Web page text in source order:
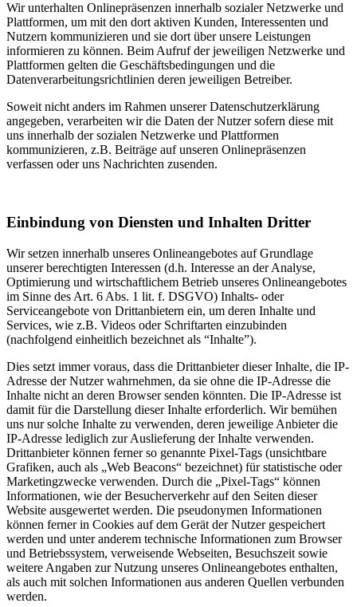
Wir unterhalten Onlinepräsenzen innerhalb sozialer Netzwerke und
Plattformen, um mit den dort aktiven Kunden, Interessenten und
Nutzern kommunizieren und sie dort über unsere Leistungen
informieren zu können. Beim Aufruf der jeweiligen Netzwerke und
Plattformen gelten die Geschäftsbedingungen und die
Datenverarbeitungsrichtlinien deren jeweiligen Betreiber.
Soweit nicht anders im Rahmen unserer Datenschutzerklärung
angegeben, verarbeiten wir die Daten der Nutzer sofern diese mit
uns innerhalb der sozialen Netzwerke und Plattformen
kommunizieren, z.B. Beiträge auf unseren Onlinepräsenzen
verfassen oder uns Nachrichten zusenden.
Einbindung von Diensten und Inhalten Dritter
Wir setzen innerhalb unseres Onlineangebotes auf Grundlage
unserer berechtigten Interessen (d.h. Interesse an der Analyse,
Optimierung und wirtschaftlichem Betrieb unseres Onlineangebotes
im Sinne des Art. 6 Abs. 1 lit. f. DSGVO) Inhalts- oder
Serviceangebote von Drittanbietern ein, um deren Inhalte und
Services, wie z.B. Videos oder Schriftarten einzubinden
(nachfolgend einheitlich bezeichnet als “Inhalte”).
Dies setzt immer voraus, dass die Drittanbieter dieser Inhalte, die IP-
Adresse der Nutzer wahrnehmen, da sie ohne die IP-Adresse die
Inhalte nicht an deren Browser senden könnten. Die IP-Adresse ist
damit für die Darstellung dieser Inhalte erforderlich. Wir bemühen
uns nur solche Inhalte zu verwenden, deren jeweilige Anbieter die
IP-Adresse lediglich zur Auslieferung der Inhalte verwenden.
Drittanbieter können ferner so genannte Pixel-Tags (unsichtbare
Grafiken, auch als „Web Beacons“ bezeichnet) für statistische oder
Marketingzwecke verwenden. Durch die „Pixel-Tags“ können
Informationen, wie der Besucherverkehr auf den Seiten dieser
Website ausgewertet werden. Die pseudonymen Informationen
können ferner in Cookies auf dem Gerät der Nutzer gespeichert
werden und unter anderem technische Informationen zum Browser
und Betriebssystem, verweisende Webseiten, Besuchszeit sowie
weitere Angaben zur Nutzung unseres Onlineangebotes enthalten,
als auch mit solchen Informationen aus anderen Quellen verbunden
werden.